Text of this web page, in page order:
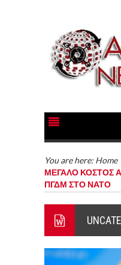
You are here: Home
ΜΕΓΑΛΟ ΚΟΣΤΟΣ
ΠΓΔΜ ΣΤΟ ΝΑΤΟ